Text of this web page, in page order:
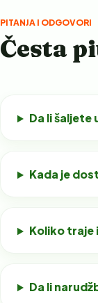
PITANJA I ODGOVORI
Česta
Da li šaljete
Kada je
Koliko traje
Da li